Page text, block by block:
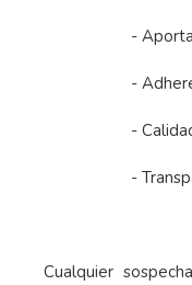
-
-
-
-
Cualquier